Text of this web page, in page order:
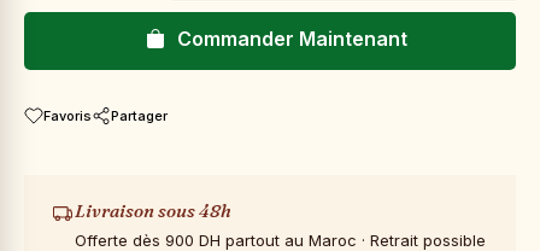
Commander Maintenant
Favoris Partager
Livraison sous 48h
Offerte dès 900 DH partout au Maroc · Retrait possible